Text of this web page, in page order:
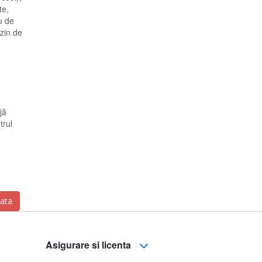
de
de
Asigurare si licenta